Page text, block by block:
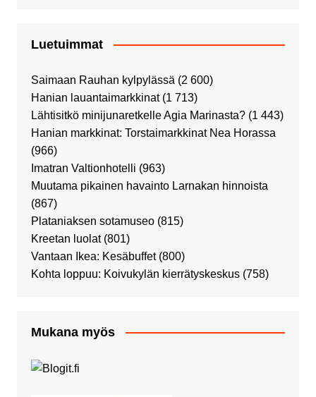
Luetuimmat
Saimaan Rauhan kylpylässä (2 600)
Hanian lauantaimarkkinat (1 713)
Lähtisitkö minijunaretkelle Agia Marinasta? (1 443)
Hanian markkinat: Torstaimarkkinat Nea Horassa
(966)
Imatran Valtionhotelli (963)
Muutama pikainen havainto Larnakan hinnoista
(867)
Plataniaksen sotamuseo (815)
Kreetan luolat (801)
Vantaan Ikea: Kesäbuffet (800)
Kohta loppuu: Koivukylän kierrätyskeskus (758)
Mukana myös